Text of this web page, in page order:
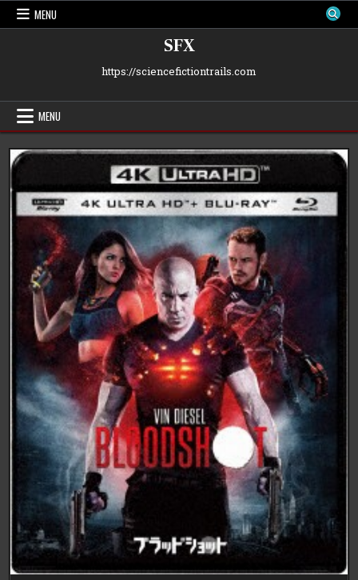
Skip
MENU
SFX
https://sciencefictiontrails.com
MENU